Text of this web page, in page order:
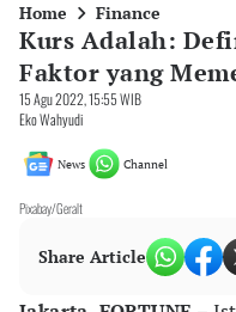
Home Finance
Kurs Adalah:
Faktor yang
15 Agu 2022, 15:55 WIB
Eko Wahyudi
News Channel
Pixabay/Geralt
Share Article